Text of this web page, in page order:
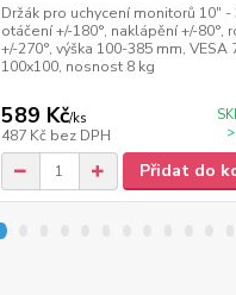
Držák pro uchycení monitorů 10" -
otáčení +/-180°, naklápění +/-80°,
+/-270°, výška 100-385 mm, VESA
100x100, nosnost 8 kg
589 Kč/ks
487 Kč bez DPH
Přidat do